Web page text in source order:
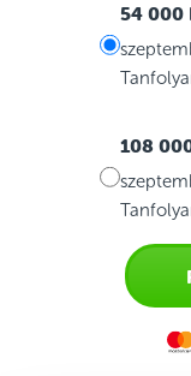
54 000
108